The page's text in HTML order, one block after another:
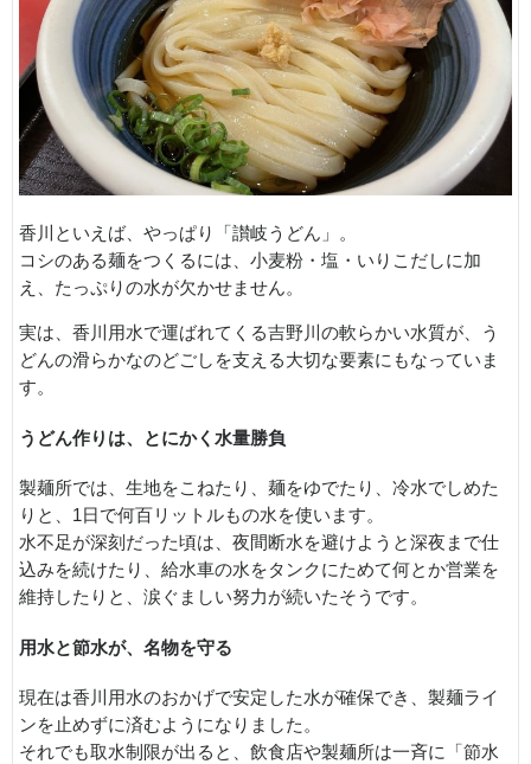
香川といえば、やっぱり「讃岐うどん」。
コシのある麺をつくるには、小麦粉・塩・いりこだしに加
え、たっぷりの水が欠かせません。
実は、香川用水で運ばれてくる吉野川の軟らかい水質が、う
どんの滑らかなのどごしを支える大切な要素にもなっていま
す。
うどん作りは、とにかく水量勝負
製麺所では、生地をこねたり、麺をゆでたり、冷水でしめた
りと、1日で何百リットルもの水を使います。
水不足が深刻だった頃は、夜間断水を避けようと深夜まで仕
込みを続けたり、給水車の水をタンクにためて何とか営業を
維持したりと、涙ぐましい努力が続いたそうです。
用水と節水が、名物を守る
現在は香川用水のおかげで安定した水が確保でき、製麺ライ
ンを止めずに済むようになりました。
それでも取水制限が出ると、飲食店や製麺所は一斉に「節水